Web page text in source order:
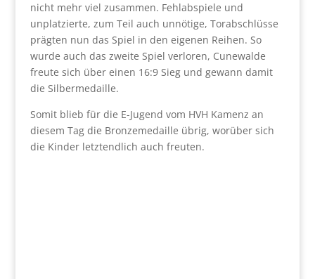
nicht mehr viel zusammen. Fehlabspiele und
unplatzierte, zum Teil auch unnötige, Torabschlüsse
prägten nun das Spiel in den eigenen Reihen. So
wurde auch das zweite Spiel verloren, Cunewalde
freute sich über einen 16:9 Sieg und gewann damit
die Silbermedaille.
Somit blieb für die E-Jugend vom HVH Kamenz an
diesem Tag die Bronzemedaille übrig, worüber sich
die Kinder letztendlich auch freuten.